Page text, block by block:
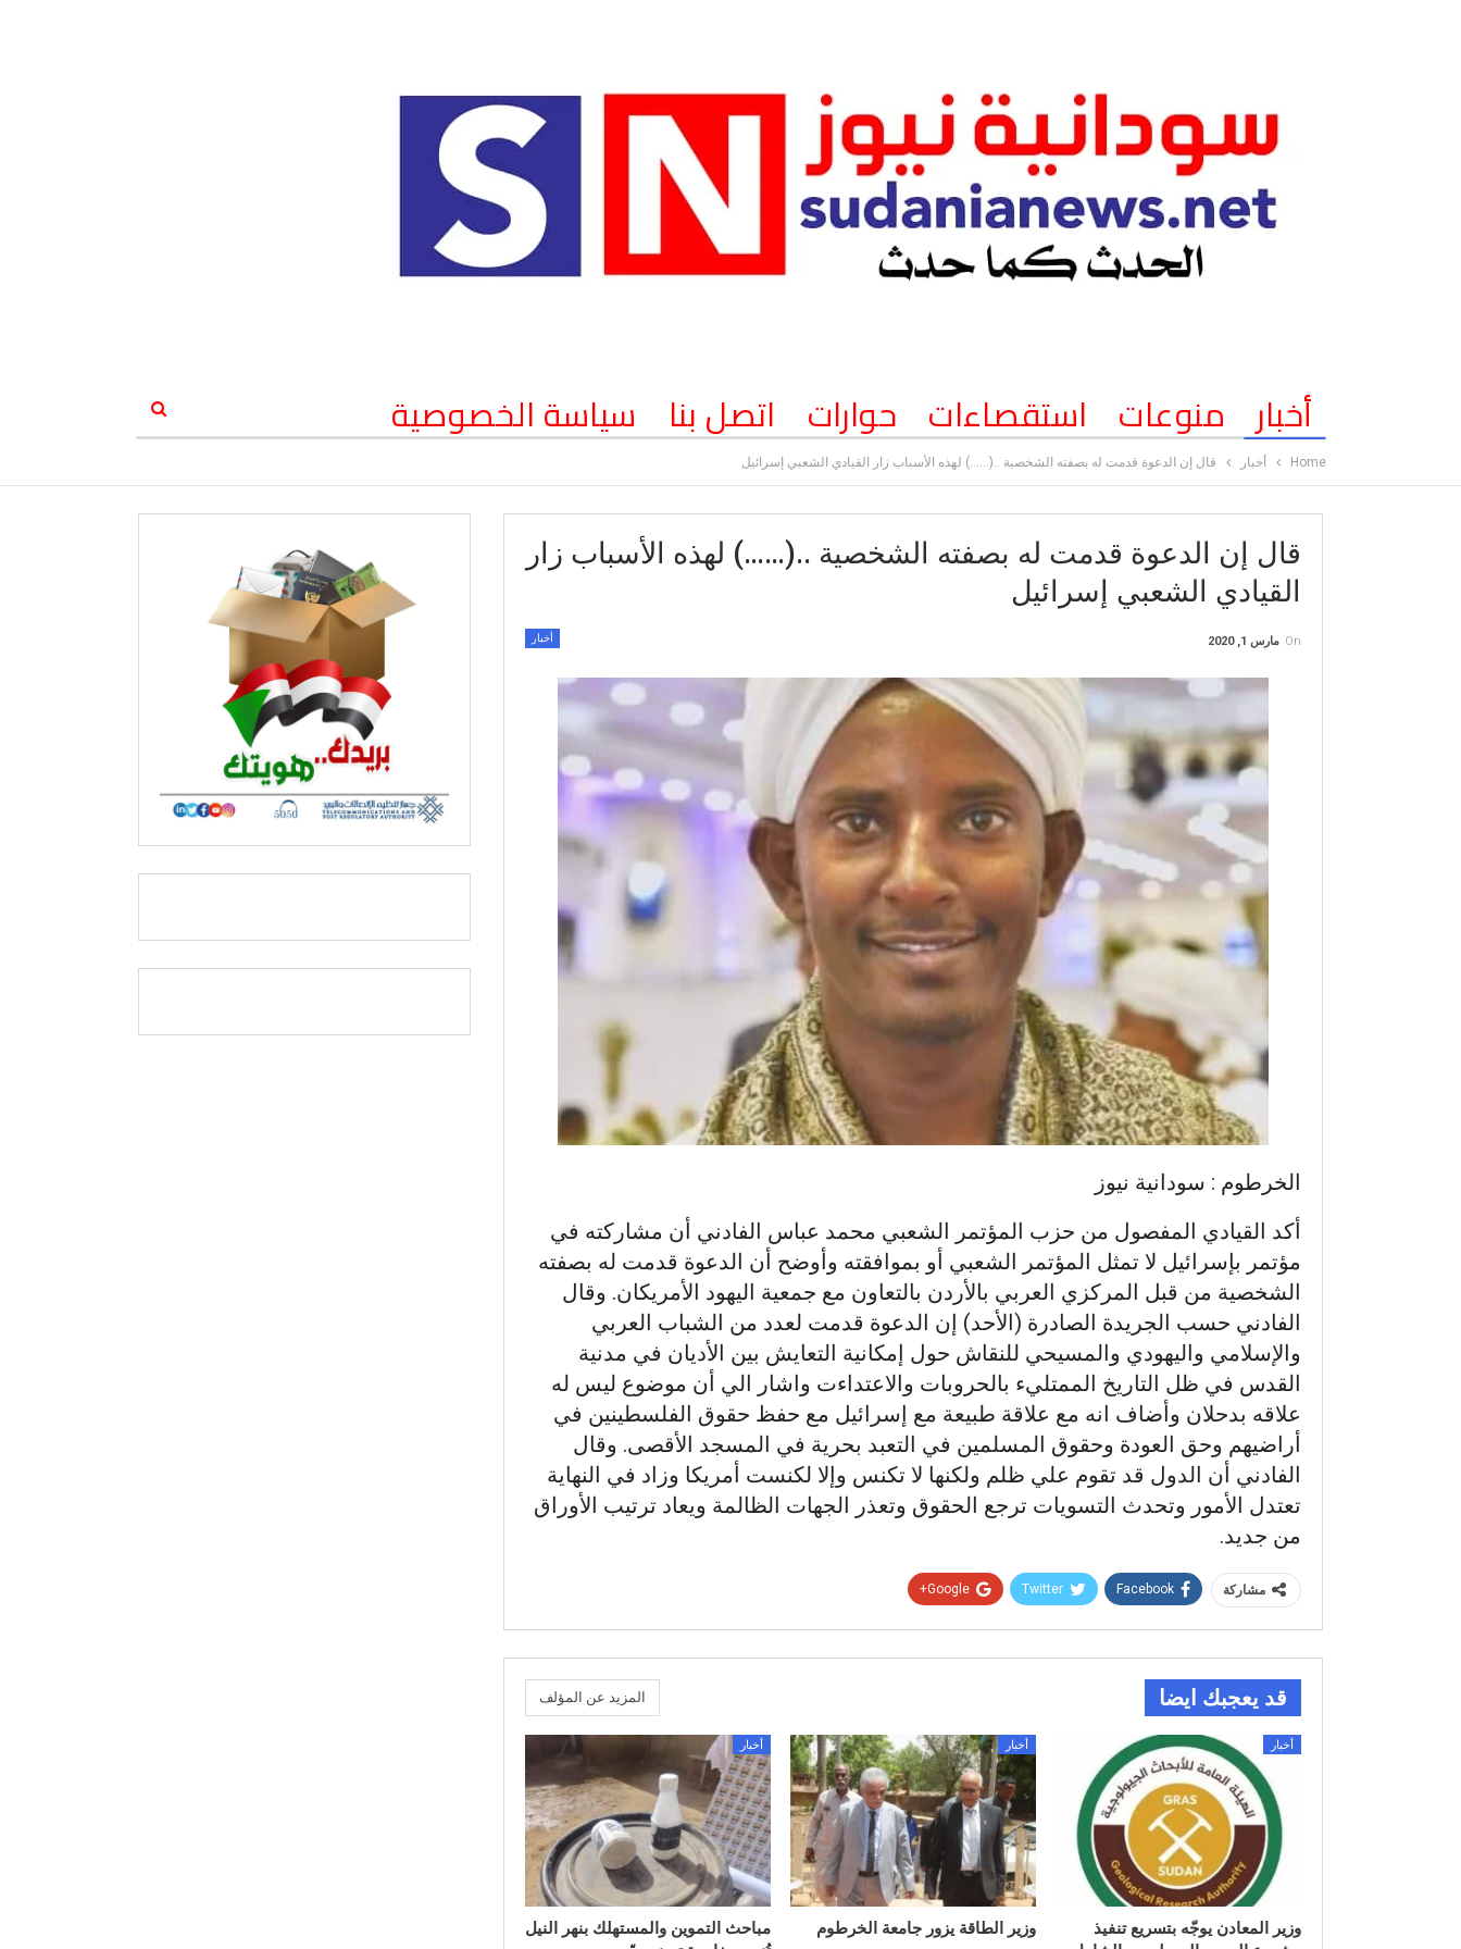
أخبار منوعات استقصاءات حوارات اتصل بنا سياسة الخصوصية
Home أخبار قال إن الدعوة قدمت له بصفته الشخصية ..(……) لهذه الأسباب زار القيادي الشعبي إسرائيل
قال إن الدعوة قدمت له بصفته الشخصية ..(……) لهذه الأسباب زار
القيادي الشعبي إسرائيل
أخبار On مارس 1, 2020
الخرطوم : سودانية نيوز
أكد القيادي المفصول من حزب المؤتمر الشعبي محمد عباس الفادني أن مشاركته في
مؤتمر بإسرائيل لا تمثل المؤتمر الشعبي أو بموافقته وأوضح أن الدعوة قدمت له بصفته
الشخصية من قبل المركزي العربي بالأردن بالتعاون مع جمعية اليهود الأمريكان. وقال
الفادني حسب الجريدة الصادرة (الأحد) إن الدعوة قدمت لعدد من الشباب العربي
والإسلامي واليهودي والمسيحي للنقاش حول إمكانية التعايش بين الأديان في مدنية
القدس في ظل التاريخ الممتليء بالحروبات والاعتداءت واشار الي أن موضوع ليس له
علاقه بدحلان وأضاف انه مع علاقة طبيعة مع إسرائيل مع حفظ حقوق الفلسطينين في
أراضيهم وحق العودة وحقوق المسلمين في التعبد بحرية في المسجد الأقصى. وقال
الفادني أن الدول قد تقوم علي ظلم ولكنها لا تكنس وإلا لكنست أمريكا وزاد في النهاية
تعتدل الأمور وتحدث التسويات ترجع الحقوق وتعذر الجهات الظالمة ويعاد ترتيب الأوراق
من جديد.
مشاركة Facebook
Twitter
Google+
قد يعجبك ايضا المزيد عن المؤلف
أخبار
وزير المعادن يوجّه بتسريع تنفيذ
أخبار
وزير الطاقة يزور جامعة الخرطوم
أخبار
مباحث التموين والمستهلك بنهر النيل